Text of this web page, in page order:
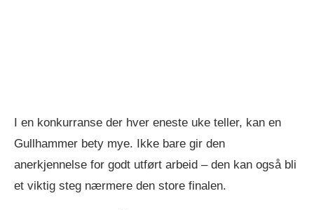
I en konkurranse der hver eneste uke teller, kan en
Gullhammer bety mye. Ikke bare gir den
anerkjennelse for godt utført arbeid – den kan også bli
et viktig steg nærmere den store finalen.